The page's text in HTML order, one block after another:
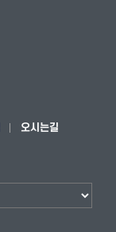
오시는길